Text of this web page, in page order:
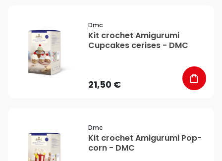
Dmc
Kit crochet Amigurumi
Cupcakes cerises - DMC
21,50 €
Dmc
Kit crochet Amigurumi Pop-
corn - DMC